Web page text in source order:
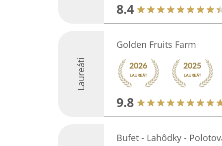
8.4
Laureáti
Golden Fruits Farm
9.8
Bufet - Lahôdky -